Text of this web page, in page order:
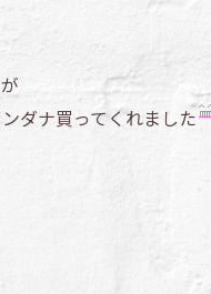
ダナ買ってくれました